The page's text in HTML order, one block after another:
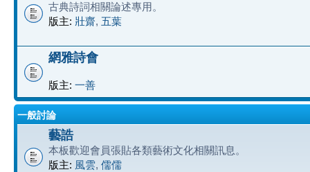
古典詩詞相關論述專用。
版主: 壯齋, 五葉
網雅詩會
版主: 一善
一般討論
藝誥
本板歡迎會員張貼各類藝術文化相關訊息。
版主: 風雲, 儒儒